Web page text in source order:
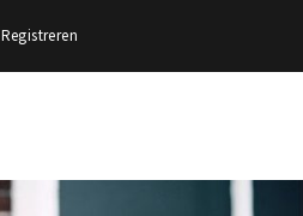
Registreren